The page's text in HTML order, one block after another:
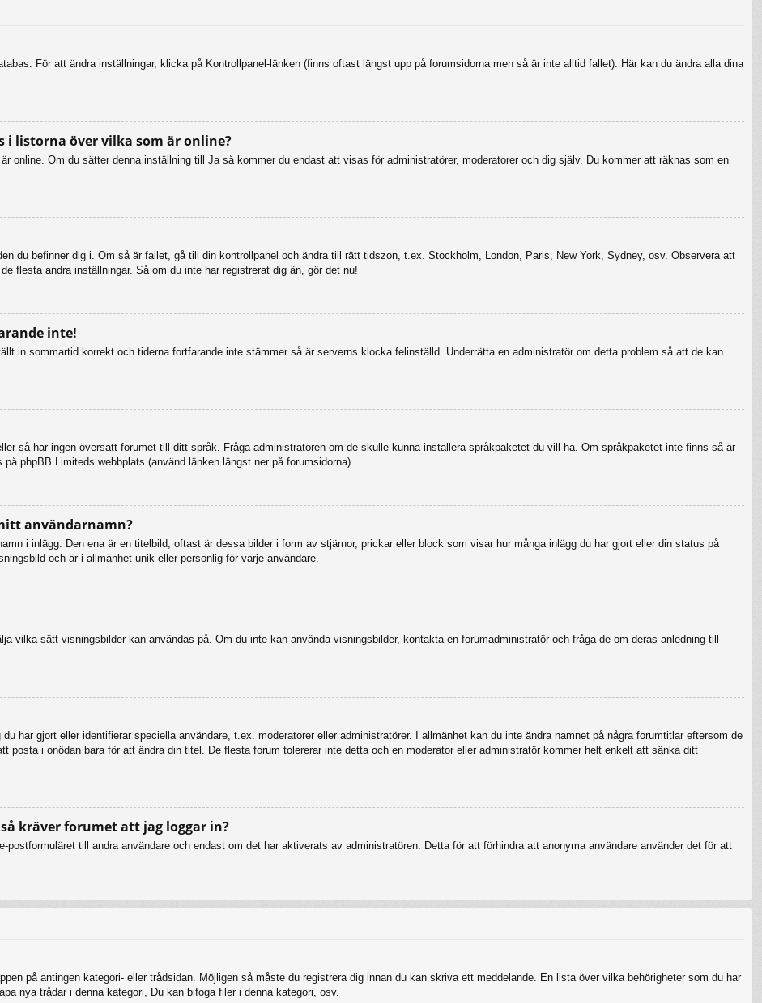
För att ändra inställningar, klicka på Kontrollpanel-länken (finns oftast längst upp på forumsidorna men så är inte alltid fallet). Här kan du ändra alla dina
listorna över vilka som är online?
är online. Om du sätter denna inställning till Ja så kommer du endast att visas för administratörer, moderatorer och dig själv. Du kommer att räknas som en
du befinner dig i. Om så är fallet, gå till din kontrollpanel och ändra till rätt tidszon, t.ex. Stockholm, London, Paris, New York, Sydney, osv. Observera att
flesta andra inställningar. Så om du inte har registrerat dig än, gör det nu!
inte!
in sommartid korrekt och tiderna fortfarande inte stämmer så är serverns klocka felinställd. Underrätta en administratör om detta problem så att de kan
så har ingen översatt forumet till ditt språk. Fråga administratören om de skulle kunna installera språkpaketet du vill ha. Om språkpaketet inte finns så är
phpBB Limiteds webbplats (använd länken längst ner på forumsidorna).
användarnamn?
i inlägg. Den ena är en titelbild, oftast är dessa bilder i form av stjärnor, prickar eller block som visar hur många inlägg du har gjort eller din status på
och är i allmänhet unik eller personlig för varje användare.
vilka sätt visningsbilder kan användas på. Om du inte kan använda visningsbilder, kontakta en forumadministratör och fråga de om deras anledning till
har gjort eller identifierar speciella användare, t.ex. moderatorer eller administratörer. I allmänhet kan du inte ändra namnet på några forumtitlar eftersom de
posta i onödan bara för att ändra din titel. De flesta forum tolererar inte detta och en moderator eller administratör kommer helt enkelt att sänka ditt
kräver forumet att jag loggar in?
till andra användare och endast om det har aktiverats av administratören. Detta för att förhindra att anonyma användare använder det för att
på antingen kategori- eller trådsidan. Möjligen så måste du registrera dig innan du kan skriva ett meddelande. En lista över vilka behörigheter som du har
nya trådar i denna kategori, Du kan bifoga filer i denna kategori, osv.